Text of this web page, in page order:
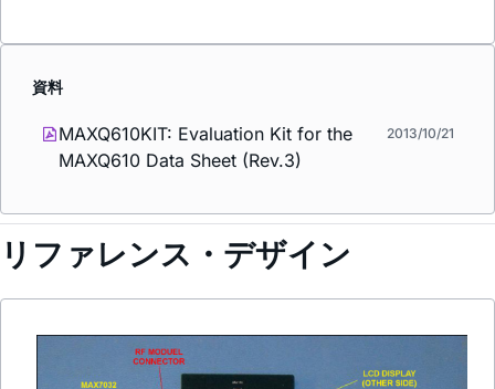
資料
MAXQ610KIT: Evaluation Kit for the
MAXQ610 Data Sheet (Rev.3)
2013/10/21
リファレンス・デザイン